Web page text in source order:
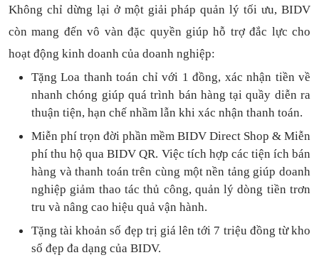
Không chỉ dừng lại ở một giải pháp quản lý tối ưu, BIDV
còn mang đến vô vàn đặc quyền giúp hỗ trợ đắc lực cho
hoạt động kinh doanh của doanh nghiệp:
Tặng Loa thanh toán chỉ với 1đồng, xác nhận tiền về
nhanh chóng giúp quá trình bán hàng tại quầy diễn ra
thuận tiện, hạn chế nhầm lẫn khi xác nhận thanh toán.
Miễn phí trọn đời phần mềm BIDV Direct Shop & Miễn
phí thu hộ qua BIDV QR. Việc tích hợp các tiện ích bán
hàng và thanh toántrên cùng một nền tảng giúp doanh
nghiệp giảm thao tác thủ công, quản lý dòng tiền trơn
tru và nâng cao hiệu quả vận hành.
Tặngtài khoản số đẹp trị giá lên tới 7 triệu đồng từ kho
số đẹp đa dạng của BIDV.